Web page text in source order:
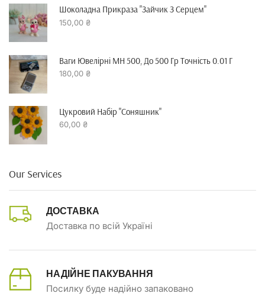
Шоколадна Прикраза "зайчик З Серцем"
150,00 ₴
Ваги Ювелірні MH 500, До 500 Гр Точність 0.01 Г
180,00 ₴
Цукровий Набір "Соняшник"
60,00 ₴
Our Services
ДОСТАВКА
Доставка по всій Україні
НАДІЙНЕ ПАКУВАННЯ
Посилку буде надійно запаковано